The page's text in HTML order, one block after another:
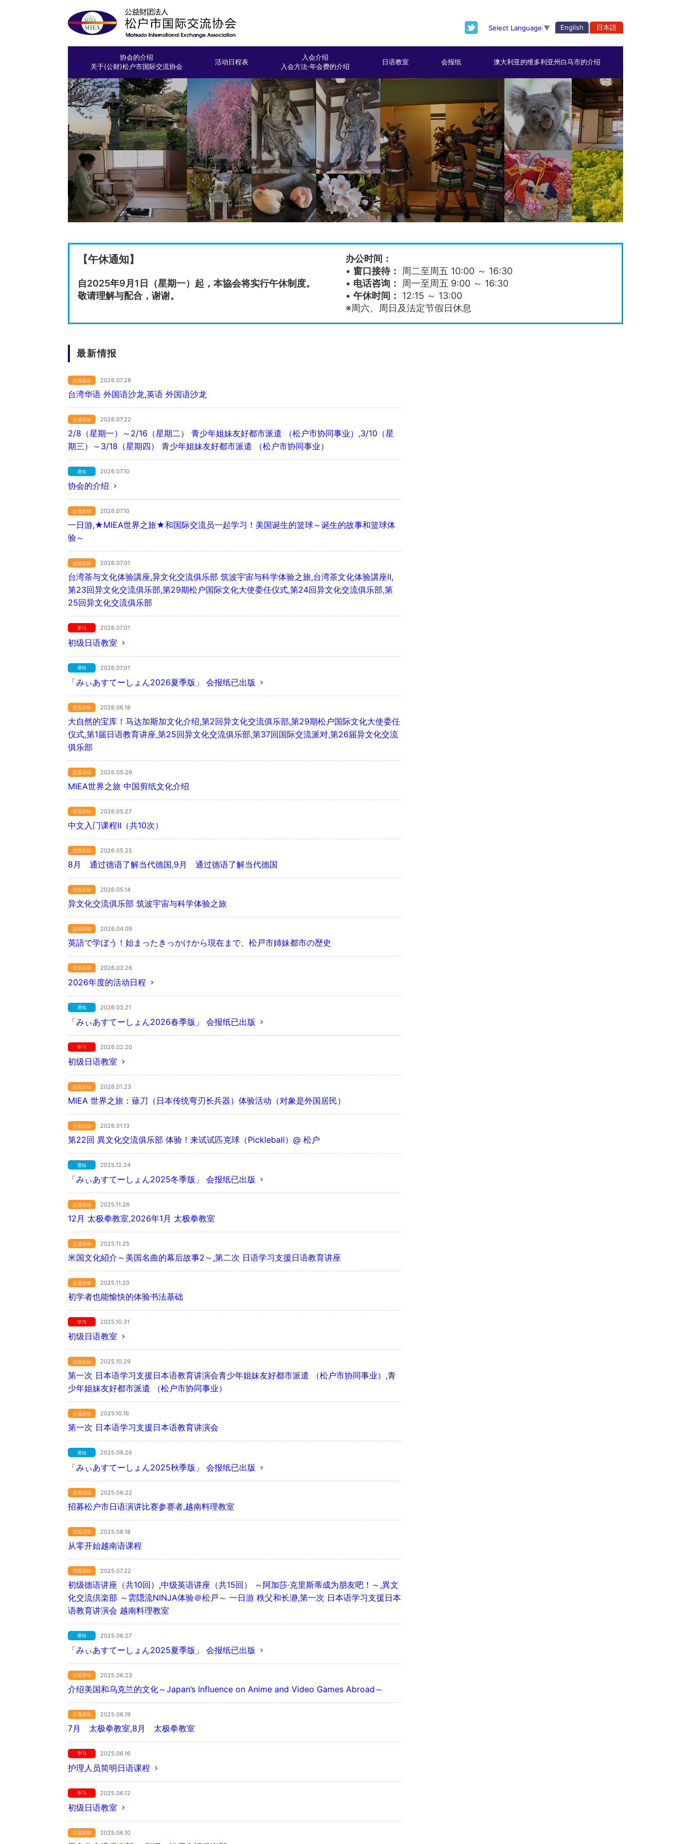
Select Language ▼ English 日本語
协会的介绍
关于(公财)松户市国际交流协会
活动日程表
入会介绍
入会方法·年会费的介绍
日语教室
初级日语教室
护理的日语教室
中级商务日语教室
会报纸 澳大利亚的维多利亚州白马市的介绍
【午休通知】
自2025年9月1日（星期一）起，本協会将实行午休制度。
敬请理解与配合，谢谢。
办公时间：
• 窗口接待：
周二至周五 10:00 ～ 16:30
• 电话咨询：
周一至周五 9:00 ～ 16:30
• 午休时间：
12:15 ～ 13:00
※周六、周日及法定节假日休息
最新情报
交流活动 2026.07.28
台湾华语 外国语沙龙,英语 外国语沙龙
交流活动 2026.07.22
2/8（星期一）～2/16（星期二） 青少年姐妹友好都市派遣 （松户市协同事业） ,3/10（星
期三）～3/18（星期四） 青少年姐妹友好都市派遣 （松户市协同事业）
通知 2026.07.10
协会的介绍
交流活动 2026.07.10
一日游,★MIEA世界之旅★和国际交流员一起学习！美国诞生的篮球～诞生的故事和篮球体
验～
交流活动 2026.07.01
台湾茶与文化体验講座,异文化交流俱乐部 筑波宇宙与科学体验之旅,台湾茶文化体验講座Ⅱ,
第23回异文化交流俱乐部,第29期松户国际文化大使委任仪式,第24回异文化交流俱乐部,第
25回异文化交流俱乐部
学习 2026.07.01
初级日语教室
通知 2026.07.01
「みぃあすてーしょん2026夏季版」 会报纸已出版
交流活动 2026.06.18
大自然的宝库！马达加斯加文化介绍,第2回异文化交流俱乐部,第29期松户国际文化大使委任
仪式,第1届日语教育讲座,第25回异文化交流俱乐部,第37回国际交流派对,第26届异文化交流
俱乐部
交流活动 2026.05.29
MIEA世界之旅 中国剪纸文化介绍
交流活动 2026.05.27
中文入门课程Ⅱ（共10次）
交流活动 2026.05.25
8月 通过德语了解当代德国,9月 通过德语了解当代德国
交流活动 2026.05.14
异文化交流俱乐部 筑波宇宙与科学体验之旅
交流活动 2026.04.09
英語で学ぼう！始まったきっかけから現在まで、松戸市姉妹都市の歴史
交流活动 2026.03.26
2026年度的活动日程
通知 2026.03.21
「みぃあすてーしょん2026春季版」 会报纸已出版
学习 2026.02.20
初级日语教室
交流活动 2026.01.23
MIEA 世界之旅：薙刀（日本传统弯刃长兵器）体验活动（对象是外国居民）
交流活动 2026.01.13
第22回 異文化交流俱乐部 体验！来试试匹克球（Pickleball）@ 松户
通知 2025.12.24
「みぃあすてーしょん2025冬季版」 会报纸已出版
交流活动 2025.11.26
12月 太极拳教室,2026年1月 太极拳教室
交流活动 2025.11.25
米国文化紹介～美国名曲的幕后故事2～,第二次 日语学习支援日语教育讲座
交流活动 2025.11.20
初学者也能愉快的体验书法基础
学习 2025.10.31
初级日语教室
交流活动 2025.10.29
第一次 日本语学习支援日本语教育讲演会青少年姐妹友好都市派遣 （松户市协同事业） ,青
少年姐妹友好都市派遣 （松户市协同事业）
交流活动 2025.10.16
第一次 日本语学习支援日本语教育讲演会
通知 2025.09.26
「みぃあすてーしょん2025秋季版」 会报纸已出版
交流活动 2025.09.22
招募松户市日语演讲比赛参赛者,越南料理教室
交流活动 2025.08.18
从零开始越南语课程
交流活动 2025.07.22
初级德语讲座（共10回）,中级英语讲座（共15回） ～阿加莎·克里斯蒂成为朋友吧！～,異文
化交流倶楽部 ～雲隠流NINJA体验＠松戸～ 一日游 秩父和长瀞,第一次 日本语学习支援日本
语教育讲演会 越南料理教室
通知 2025.06.27
「みぃあすてーしょん2025夏季版」 会报纸已出版
交流活动 2025.06.23
介绍美国和乌克兰的文化～Japan’s Influence on Anime and Video Games Abroad～
交流活动 2025.06.19
7月 太极拳教室,8月 太极拳教室
学习 2025.06.16
护理人员简明日语课程
学习 2025.06.12
初级日语教室
交流活动 2025.06.10